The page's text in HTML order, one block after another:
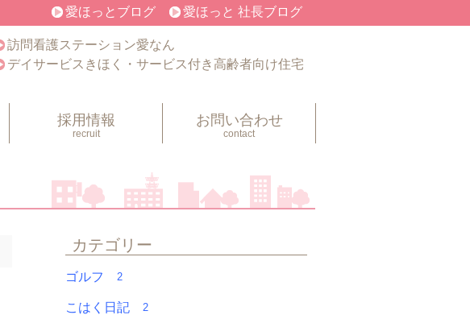
愛ほっとブログ 愛ほっと 社長ブログ
訪問看護ステーション愛なん
デイサービスきほく・サービス付き高齢者向け住宅
採用情報
recruit
お問い合わせ
contact
カテゴリー
ゴルフ 2
こはく日記 2